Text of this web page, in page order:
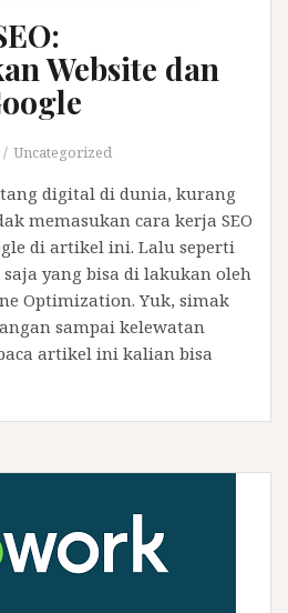
Website dan
Uncategorized
digital di dunia, kurang
memasukan cara kerja SEO
di artikel ini. Lalu seperti
yang bisa di lakukan oleh
Optimization. Yuk, simak
sampai kelewatan
artikel ini kalian bisa